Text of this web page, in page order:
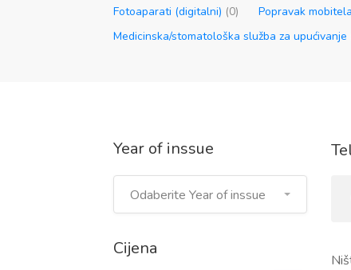
Fotoaparati (digitalni) (0) Popravak
Medicinska/stomatološka služba za upućivanje
Year of inssue
Odaberite Year of inssue
Cijena